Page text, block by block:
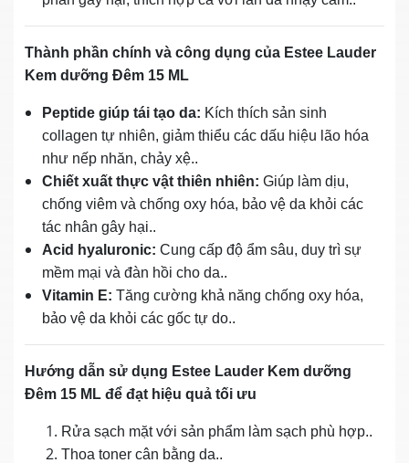
Thành phần chính và công dụng của Estee Lauder
Kem dưỡng Đêm 15 ML
Peptide giúp tái tạo da: Kích thích sản sinh
collagen tự nhiên, giảm thiểu các dấu hiệu lão hóa
như nếp nhăn, chảy xệ..
Chiết xuất thực vật thiên nhiên: Giúp làm dịu,
chống viêm và chống oxy hóa, bảo vệ da khỏi các
tác nhân gây hại..
Acid hyaluronic: Cung cấp độ ẩm sâu, duy trì sự
mềm mại và đàn hồi cho da..
Vitamin E: Tăng cường khả năng chống oxy hóa,
bảo vệ da khỏi các gốc tự do..
Hướng dẫn sử dụng Estee Lauder Kem dưỡng
Đêm 15 ML để đạt hiệu quả tối ưu
Rửa sạch mặt với sản phẩm làm sạch phù hợp..
Thoa toner cân bằng da..